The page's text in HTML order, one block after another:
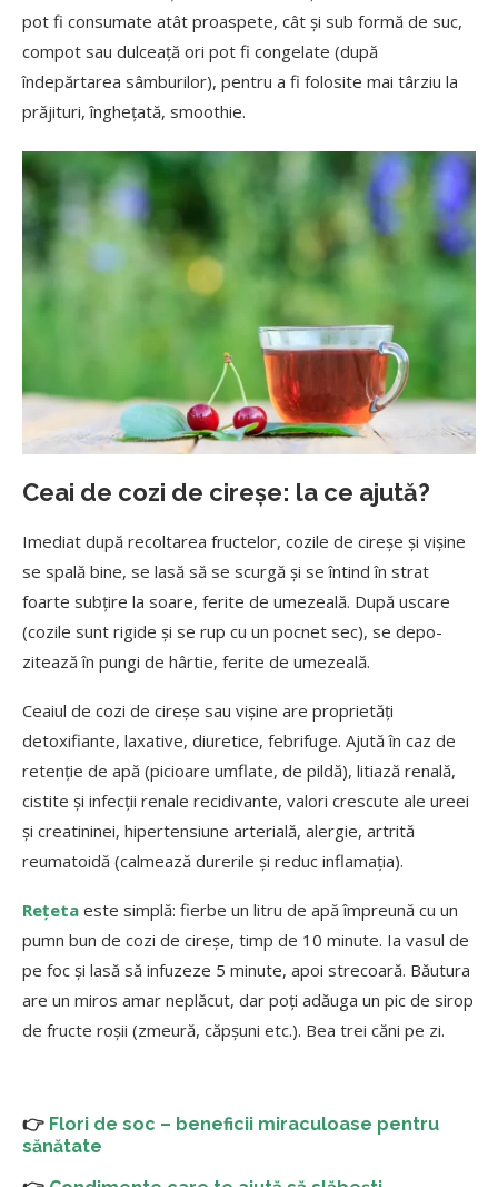
pot fi consumate atât proaspete, cât și sub formă de suc,
compot sau dulceață ori pot fi congelate (după
îndepărtarea sâmburilor), pentru a fi folosite mai târziu la
prăjituri, înghețată, smoothie.
Ceai de cozi de cireșe: la ce ajută?
Imediat după recoltarea fructelor, cozile de cireșe și vișine
se spală bine, se lasă să se scurgă și se în­tind în strat
foarte subțire la soare, ferite de umezeală. După uscare
(cozile sunt ri­gide și se rup cu un pocnet sec), se depo­
zitează în pungi de hârtie, ferite de umezeală.
Ceaiul de cozi de cireșe sau vișine are proprietăți
detoxifiante, laxative, diuretice, febrifuge. Ajută în caz de
retenție de apă (picioare umflate, de pildă), litiază renală,
cistite și infecții renale recidivante, valori crescute ale ureei
și creatininei, hipertensiune arterială, alergie, artrită
reumatoidă (calmează durerile și reduc inflamația).
Rețeta este simplă: fierbe un litru de apă împreună cu un
pumn bun de cozi de cireșe, timp de 10 minute. Ia vasul de
pe foc și lasă să infuzeze 5 minute, apoi strecoară. Băutura
are un miros amar neplăcut, dar poți adăuga un pic de sirop
de fructe roșii (zmeură, căpșuni etc.). Bea trei căni pe zi.
👉 Flori de soc – beneficii miraculoase pentru
sănătate